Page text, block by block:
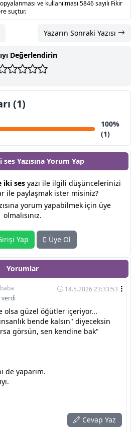
ve kullanılması 5846 sayılı Fikir
suçtur.
Yazarın Sonraki Yazısı
Değerlendirin
(1)
100%
(1)
Yazısına Yorum Yap
iki sesyazı ile ilgili düşüncelerinizi
ile paylaşmak ister misiniz?
yorum yapabilmek için üye
olmalısınız.
Yap Üye Ol
Yorumlar
14.5.2026 23:33:53
verdi
olsa güzel öğütler içeriyor...
bende kalsın" diyeceksin
görsün, sen kendine bak"
de yaparım.
Cevap Yaz